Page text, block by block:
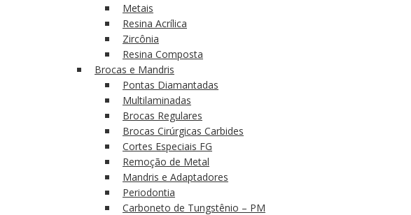
Metais
Resina Acrílica
Zircônia
Resina Composta
Brocas e Mandris
Pontas Diamantadas
Multilaminadas
Brocas Regulares
Brocas Cirúrgicas Carbides
Cortes Especiais FG
Remoção de Metal
Mandris e Adaptadores
Periodontia
Carboneto de Tungstênio – PM